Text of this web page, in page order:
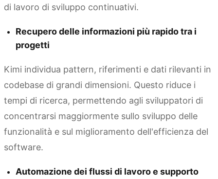
di lavoro di sviluppo continuativi.
Recupero delle informazioni più rapido tra i
progetti
Kimi individua pattern, riferimenti e dati rilevanti in
codebase di grandi dimensioni. Questo riduce i
tempi di ricerca, permettendo agli sviluppatori di
concentrarsi maggiormente sullo sviluppo delle
funzionalità e sul miglioramento dell'efficienza del
software.
Automazione dei flussi di lavoro e supporto